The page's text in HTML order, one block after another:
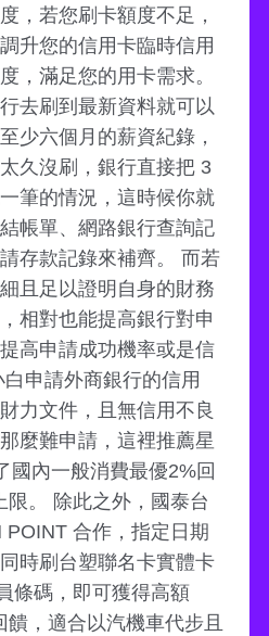
，若您刷卡額度不足，
升您的信用卡臨時信用
，滿足您的用卡需求。
去刷到最新資料就可以
少六個月的薪資紀錄，
久沒刷，銀行直接把 3
筆的情況，這時候你就
帳單、網路銀行查詢記
存款記錄來補齊。 而若
且足以證明自身的財務
相對也能提高銀行對申
高申請成功機率或是信
申請外商銀行的信用
力文件，且無信用不良
麼難申請，這裡推薦星
國內一般消費最優2%回
。 除此之外，國泰台
合作，指定日期
時刷台塑聯名卡實體卡
條碼，即可獲得高額
，適合以汽機車代步且